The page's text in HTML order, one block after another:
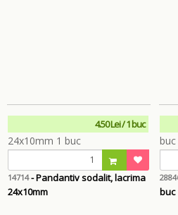
4.50 Lei / 1 buc
14714- Pandantiv sodalit, lacrima
24x10mm
buc